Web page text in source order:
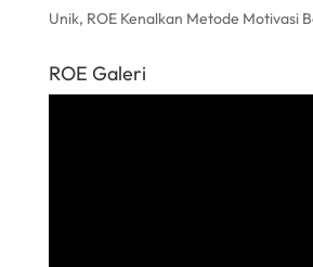
Unik, ROE Kenalkan Metode Motivasi
ROE Galeri